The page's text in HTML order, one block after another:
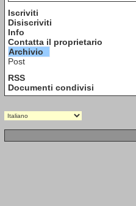
Iscriviti
Disiscriviti
Info
Contatta il proprietario
Archivio
Post
RSS
Documenti condivisi